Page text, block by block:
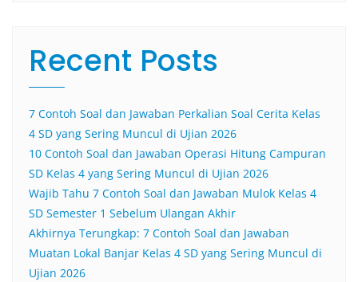
Recent Posts
7 Contoh Soal dan Jawaban Perkalian Soal Cerita Kelas
4 SD yang Sering Muncul di Ujian 2026
10 Contoh Soal dan Jawaban Operasi Hitung Campuran
SD Kelas 4 yang Sering Muncul di Ujian 2026
Wajib Tahu 7 Contoh Soal dan Jawaban Mulok Kelas 4
SD Semester 1 Sebelum Ulangan Akhir
Akhirnya Terungkap: 7 Contoh Soal dan Jawaban
Muatan Lokal Banjar Kelas 4 SD yang Sering Muncul di
Ujian 2026